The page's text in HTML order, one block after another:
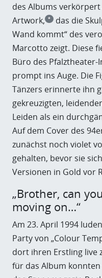
des Albums
Artwork, * das die
Wand kommt“ des
Marcotto zeigt. Diese
Büro des Pfalztheater-
prompt ins Auge. Die
Tänzers erinnerte ihn
gekreuzigten,
Leiden als ein
Auf dem Cover des
zunächst noch violet
gehalten, bevor sie
Versionen in Gold vor
„Brother, can
moving on…“
Am 23. April 1994
Party von „Colour
dort ihren Erstling live
für das Album konnten